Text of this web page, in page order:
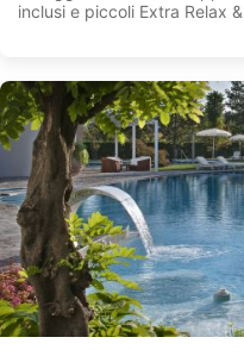
inclusi e piccoli Extra Relax